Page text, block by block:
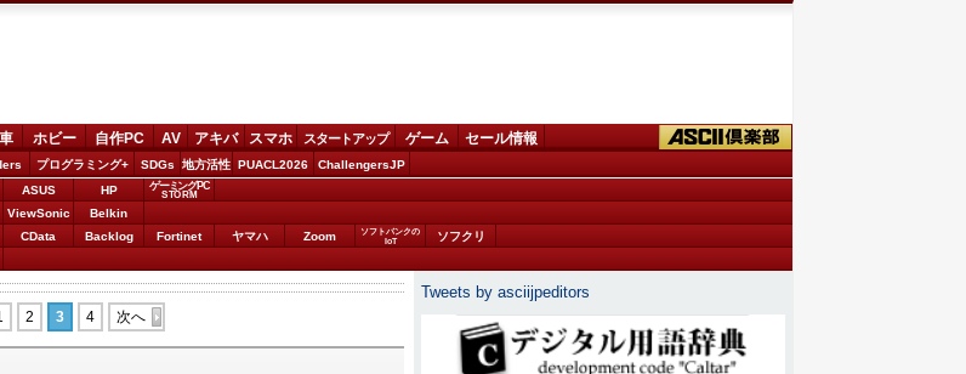
ホビー 自作PC AV アキバ スマホ スタートアップ ゲーム セール情報
プログラミング+ SDGs 地方活性 PUACL2026 ChallengersJP
ASUS HP ゲーミングPC
STORM
ViewSonic Belkin
CData Backlog Fortinet ヤマハ Zoom
ソフトバンクの
IoT
ソフクリ
2 3 4 次へ
Tweets by asciijpeditors